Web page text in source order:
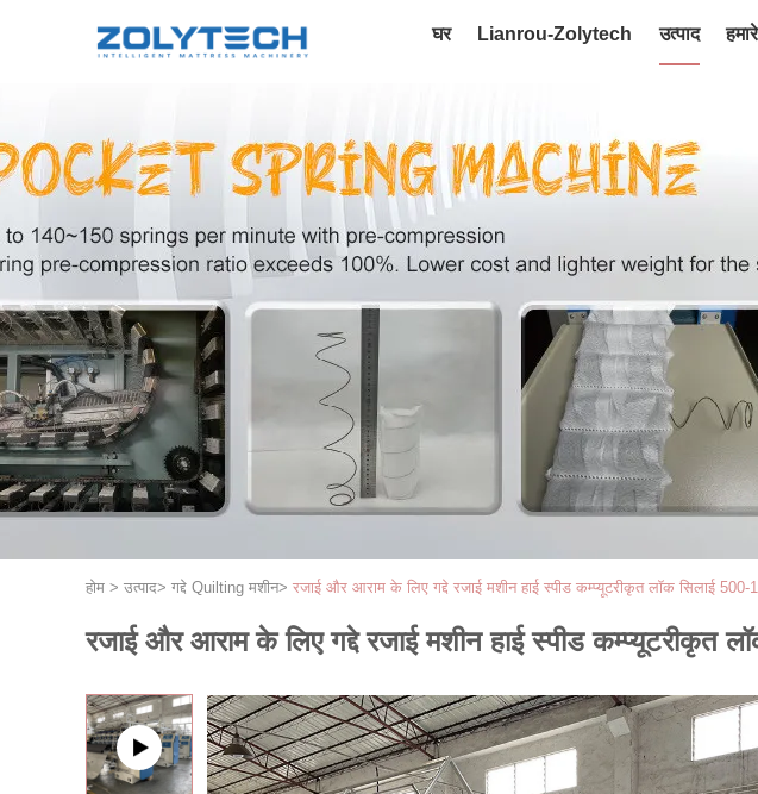
घर Lianrou-Zolytech उत्पाद
होम > उत्पाद> गद्दे Quilting मशीन> रजाई और आराम के लिए गद्दे रजाई मशीन हाई स्पीड कम्प्यूटरीकृत लॉक सिलाई 500-
रजाई और आराम के लिए गद्दे रजाई मशीन हाई स्पीड कम्प्यूटरीकृत